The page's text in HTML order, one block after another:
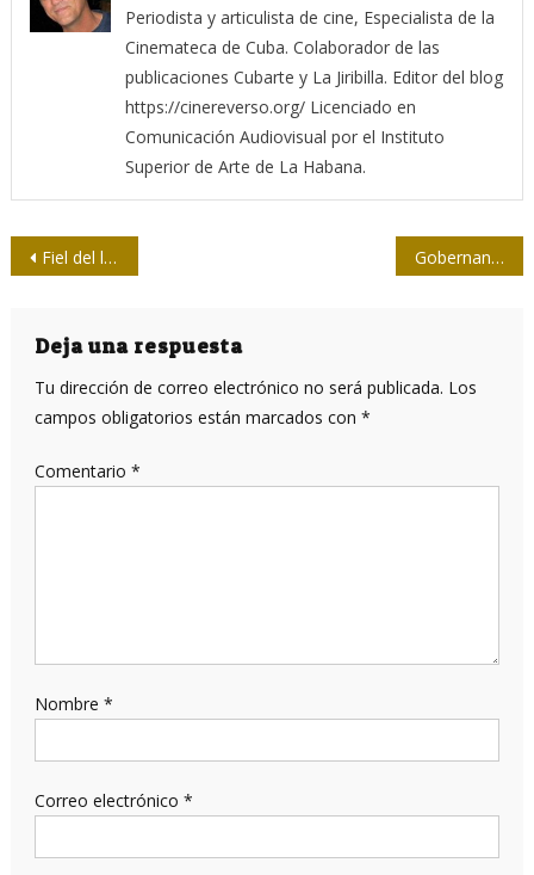
Periodista y articulista de cine, Especialista de la
Cinemateca de Cuba. Colaborador de las
publicaciones Cubarte y La Jiribilla. Editor del blog
https://cinereverso.org/ Licenciado en
Comunicación Audiovisual por el Instituto
Superior de Arte de La Habana.
Navegación
entradas
Fiel del lenguaje 13: Imperio y guanajería Gobernanza de Internet, los retos de la Cuba del futuro
Deja una respuesta
Tu dirección de correo electrónico no será publicada. Los
campos obligatorios están marcados con *
Comentario *
Nombre *
Correo electrónico *